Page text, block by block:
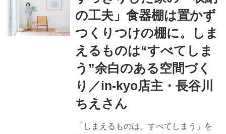
の工夫」食器棚は置かず
つくりつけの棚に。しま
えるものは“すべてしま
う”余白のある空間づく
り／in-kyo店主・長谷川
ちえさん
「しまえるものは、すべてしまう」を